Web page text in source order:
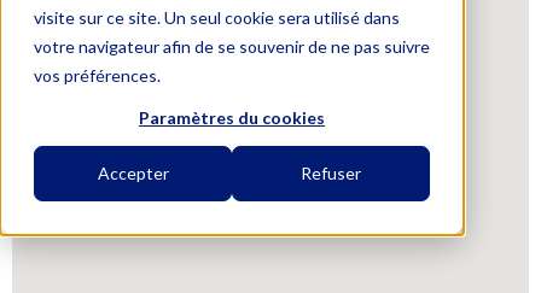
visite sur ce site. Un seul cookie sera utilisé dans
votre navigateur afin de se souvenir de ne pas suivre
vos préférences.
Paramètres du cookies
Accepter Refuser